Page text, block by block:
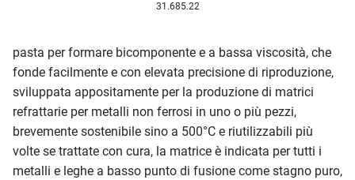
31.685.22
pasta per formare bicomponente e a bassa viscosità, che
fonde facilmente e con elevata precisione di riproduzione,
sviluppata appositamente per la produzione di matrici
refrattarie per metalli non ferrosi in uno o più pezzi,
brevemente sostenibile sino a 500°C e riutilizzabili più
volte se trattate con cura, la matrice è indicata per tutti i
metalli e leghe a basso punto di fusione come stagno puro,